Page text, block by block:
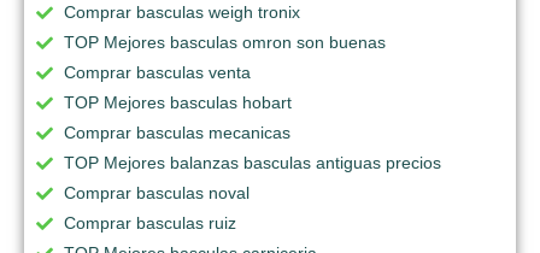
Comprar basculas weigh tronix
TOP Mejores basculas omron son buenas
Comprar basculas venta
TOP Mejores basculas hobart
Comprar basculas mecanicas
TOP Mejores balanzas basculas antiguas precios
Comprar basculas noval
Comprar basculas ruiz